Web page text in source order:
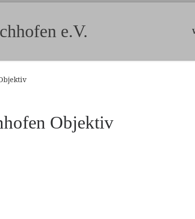
e.V.
Objektiv